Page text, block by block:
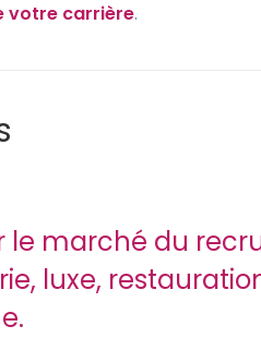
votre carrière.
le marché du
luxe,